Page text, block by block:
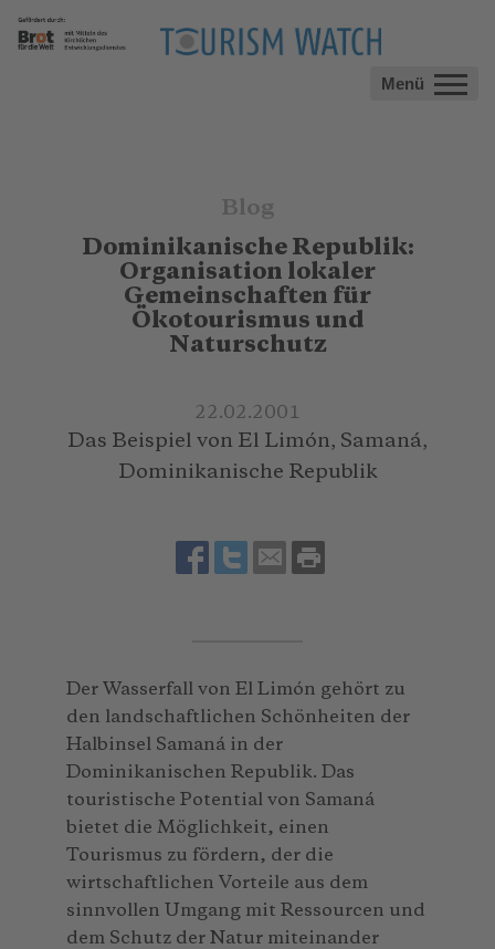
Menü
Blog
Dominikanische Republik:
Organisation lokaler
Gemeinschaften für
Ökotourismus und
Naturschutz
22.02.2001
Das Beispiel von El Limón, Samaná,
Dominikanische Republik
Der Wasserfall von El Limón gehört zu
den landschaftlichen Schönheiten der
Halbinsel Samaná in der
Dominikanischen Republik. Das
touristische Potential von Samaná
bietet die Möglichkeit, einen
Tourismus zu fördern, der die
wirtschaftlichen Vorteile aus dem
sinnvollen Umgang mit Ressourcen und
dem Schutz der Natur miteinander